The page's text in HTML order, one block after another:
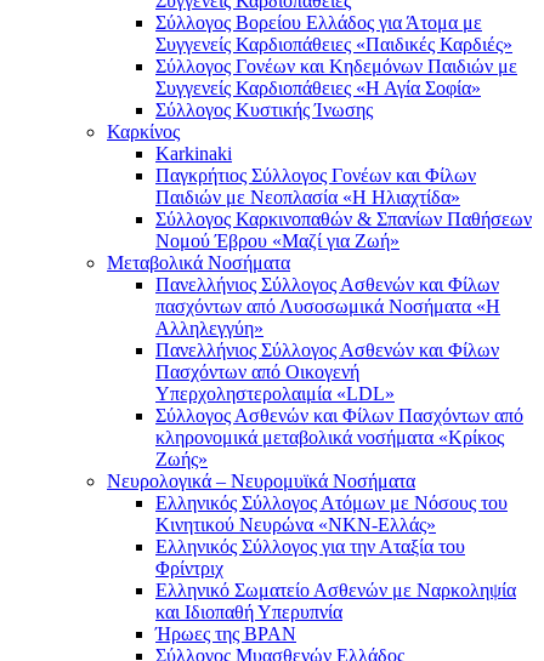
Σύλλογος Βορείου Ελλάδος για Άτομα με
Συγγενείς Καρδιοπάθειες «Παιδικές Καρδιές»
Σύλλογος Γονέων και Κηδεμόνων Παιδιών με
Συγγενείς Καρδιοπάθειες «Η Αγία Σοφία»
Σύλλογος Κυστικής Ίνωσης
Καρκίνος
Karkinaki
Παγκρήτιος Σύλλογος Γονέων και Φίλων
Παιδιών με Νεοπλασία «Η Ηλιαχτίδα»
Σύλλογος Καρκινοπαθών & Σπανίων Παθήσεων
Νομού Έβρου «Μαζί για Ζωή»
Μεταβολικά Νοσήματα
Πανελλήνιος Σύλλογος Ασθενών και Φίλων
πασχόντων από Λυσοσωμικά Νοσήματα «Η
Αλληλεγγύη»
Πανελλήνιος Σύλλογος Ασθενών και Φίλων
Πασχόντων από Οικογενή
Υπερχοληστερολαιμία «LDL»
Σύλλογος Ασθενών και Φίλων Πασχόντων από
κληρονομικά μεταβολικά νοσήματα «Κρίκος
Ζωής»
Νευρολογικά – Νευρομυϊκά Νοσήματα
Ελληνικός Σύλλογος Ατόμων με Νόσους του
Κινητικού Νευρώνα «ΝΚΝ-Ελλάς»
Ελληνικός Σύλλογος για την Αταξία του
Φρίντριχ
Ελληνικό Σωματείο Ασθενών με Ναρκοληψία
και Ιδιοπαθή Υπερυπνία
Ήρωες της BPAN
Σύλλογος Μυασθενών Ελλάδος